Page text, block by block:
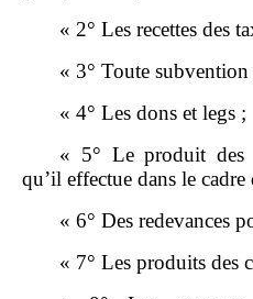
« 2° Les recettes des
« 3° Toute
« 4° Les dons et legs ;
« 5° Le produit des
qu’il effectue dans le cadre
« 6° Des redevances
« 7° Les produits des